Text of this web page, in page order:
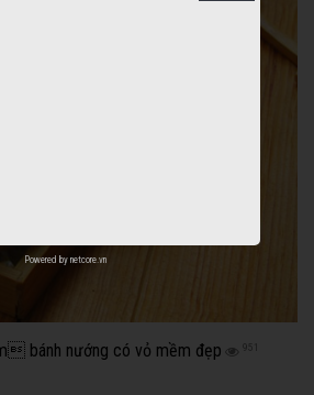
bánh nướng có vỏ mềm đẹp 951
Powered by netcore.vn